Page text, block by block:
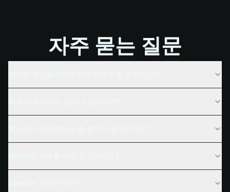
자주 묻는 질문